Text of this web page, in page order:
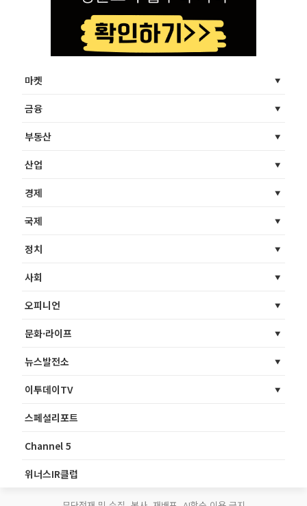
마켓
금융
부동산
산업
경제
국제
정치
사회
오피니언
문화·라이프
뉴스발전소
이투데이TV
스페셜리포트
Channel 5
위너스IR클럽